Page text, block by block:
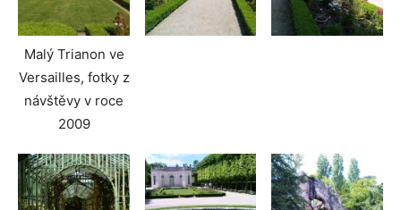
Malý Trianon ve
Versailles, fotky z
návštěvy v roce
2009